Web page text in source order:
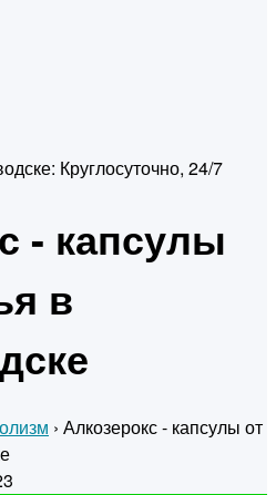
Круглосуточно, 24/7
- капсулы
в
› Алкозерокс - капсулы от